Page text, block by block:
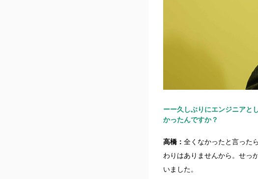
ーー久しぶりにエンジニアと
かったんですか？
高橋： 全くなかったと言った
わりはありませんから。せっ
いました。